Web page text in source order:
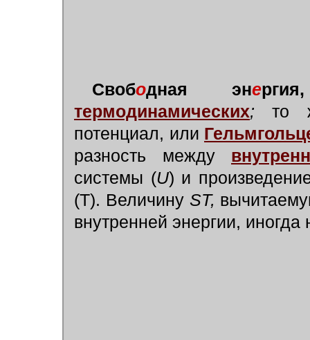
Свободная энергия,
термодинамических; то
потенциал, или
разность между
системы (U) и
(Т). Величину ST,
внутренней энергии,